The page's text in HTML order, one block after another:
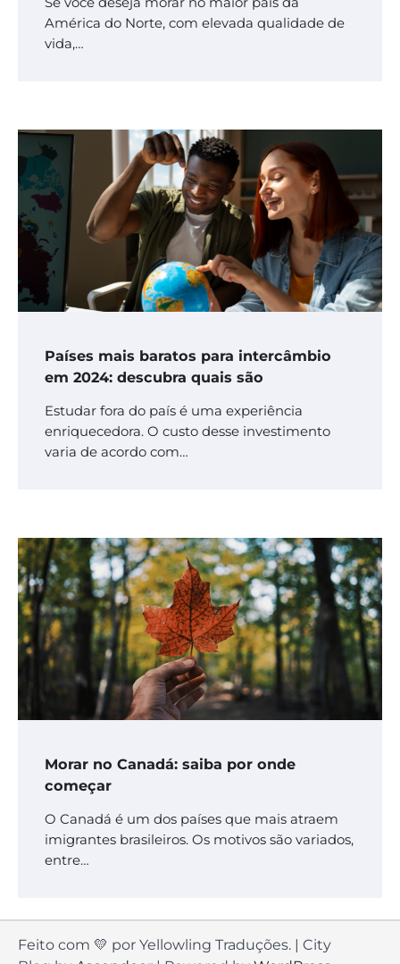
América do Norte, com elevada qualidade de
vida,…
Países mais baratos para intercâmbio
em 2024: descubra quais são
Estudar fora do país é uma experiência
enriquecedora. O custo desse investimento
varia de acordo com…
Morar no Canadá: saiba por onde
começar
O Canadá é um dos países que mais atraem
imigrantes brasileiros. Os motivos são variados,
entre…
Feito com 💛 por Yellowling Traduções. | City